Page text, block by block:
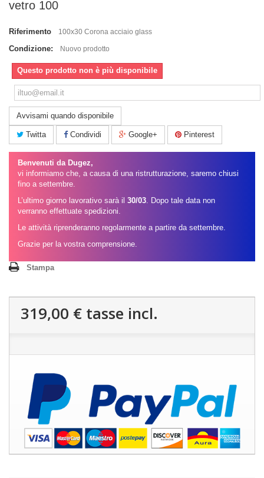
vetro 100
Riferimento 100x30 Corona acciaio glass
Condizione: Nuovo prodotto
Questo prodotto non è più disponibile
Avvisami quando disponibile
Twitta Condividi Google+ Pinterest
Benvenuti da Dugez,
vi informiamo che, a causa di una ristrutturazione, saremo chiusi
fino a settembre.
L’ultimo giorno lavorativo sarà il 30/03. Dopo tale data non
verranno effettuate spedizioni.
Le attività riprenderanno regolarmente a partire da settembre.
Grazie per la vostra comprensione.
Stampa
319,00 € tasse incl.